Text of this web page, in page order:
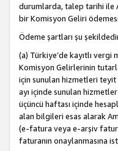
durumlarda, talep tarihi ile
bir Komisyon Geliri
Ödeme şartları şu
(a) Türkiye’de kayıtlı
Komisyon Gelirlerinin
için sunulan hizmetleri teyit
ayı içinde sunulan
üçüncü haftası içinde
alan bilgileri esas alarak
(e-fatura veya e-arşiv
faturanın onaylanmasına